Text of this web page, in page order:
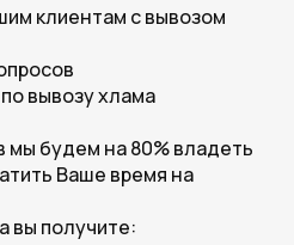
клиентам с вывозом
вывозу хлама
мы будем на 80% владеть
Ваше время на
вы получите: